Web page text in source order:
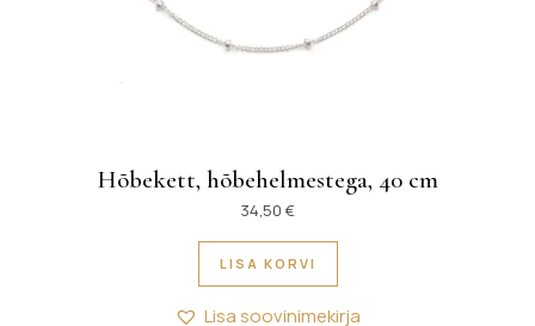
Hõbekett, hõbehelmestega, 40 cm
34,50 €
LISA KORVI
Lisa soovinimekirja